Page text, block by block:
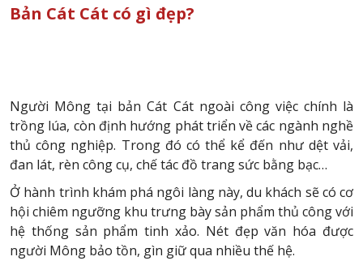
Bản Cát Cát có gì đẹp?
Người Mông tại bản Cát Cát ngoài công việc chính là
trồng lúa, còn định hướng phát triển về các ngành nghề
thủ công nghiệp. Trong đó có thể kể đến như dệt vải,
đan lát, rèn công cụ, chế tác đồ trang sức bằng bạc…
Ở hành trình khám phá ngôi làng này, du khách sẽ có cơ
hội chiêm ngưỡng khu trưng bày sản phẩm thủ công với
hệ thống sản phẩm tinh xảo. Nét đẹp văn hóa được
người Mông bảo tồn, gìn giữ qua nhiều thế hệ.